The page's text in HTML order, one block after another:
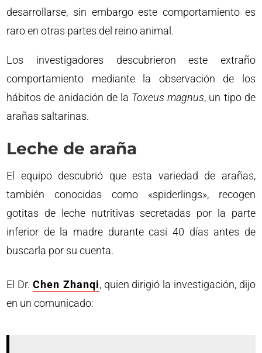
desarrollarse, sin embargo este comportamiento es
raro en otras partes del reino animal.
Los investigadores descubrieron este extraño
comportamiento mediante la observación de los
hábitos de anidación de la Toxeus magnus, un tipo de
arañas saltarinas.
Leche de araña
El equipo descubrió que esta variedad de arañas,
también conocidas como «spiderlings», recogen
gotitas de leche nutritivas secretadas por la parte
inferior de la madre durante casi 40 días antes de
buscarla por su cuenta.
El Dr. Chen Zhanqi, quien dirigió la investigación, dijo
en un comunicado: